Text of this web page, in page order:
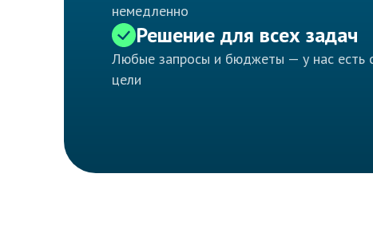
немедленно
Решение для всех задач
Любые запросы и бюджеты — у нас есть
цели